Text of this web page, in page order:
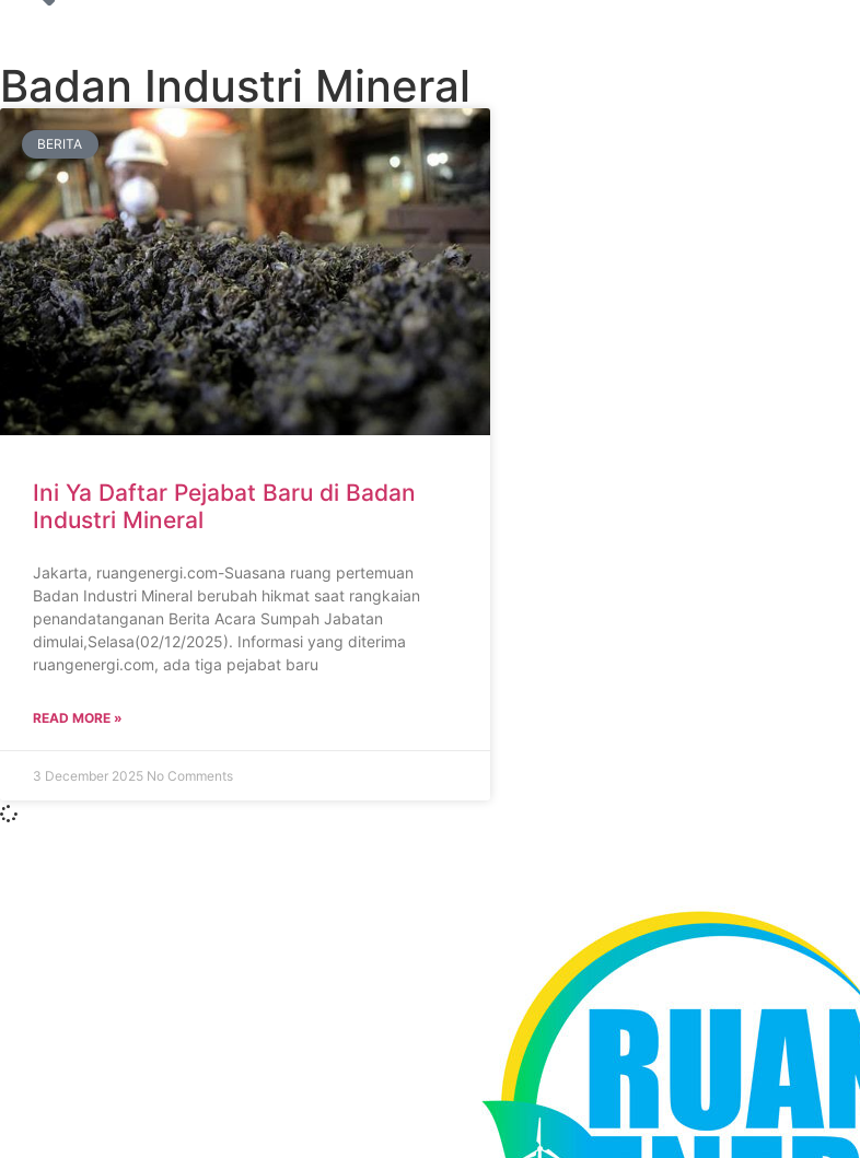
Badan Industri Mineral
BERITA
Ini Ya Daftar Pejabat Baru di Badan
Industri Mineral
Jakarta, ruangenergi.com-Suasana ruang pertemuan
Badan Industri Mineral berubah hikmat saat rangkaian
penandatanganan Berita Acara Sumpah Jabatan
dimulai,Selasa(02/12/2025). Informasi yang diterima
ruangenergi.com, ada tiga pejabat baru
READ MORE »
3 December 2025 No Comments